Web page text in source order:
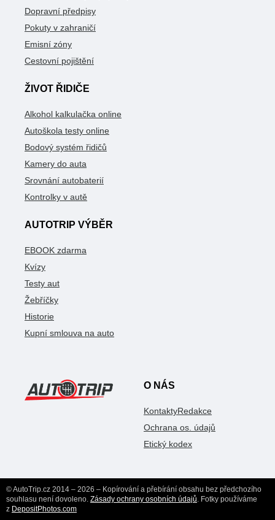
Dopravní předpisy
Pokuty v zahraničí
Emisní zóny
Cestovní pojištění
ŽIVOT ŘIDIČE
Alkohol kalkulačka online
Autoškola testy online
Bodový systém řidičů
Kamery do auta
Srovnání autobaterií
Kontrolky v autě
AUTOTRIP VÝBĚR
EBOOK zdarma
Kvízy
Testy aut
Žebříčky
Historie
Kupní smlouva na auto
O NÁS
KontaktyRedakce
Ochrana os. údajů
Etický kodex
© AutoTrip.cz 2014 – 2026 – Kopírování a přebírání obsahu bez předchozího
souhlasu není dovoleno. Zásady ochrany osobních údajů . Fotky používáme
z DepositPhotos.com